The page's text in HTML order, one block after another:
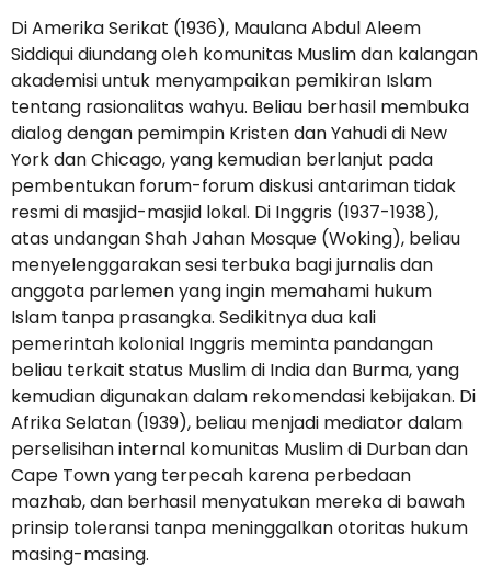
Di Amerika Serikat (1936), Maulana Abdul Aleem
Siddiqui diundang oleh komunitas Muslim dan kalangan
akademisi untuk menyampaikan pemikiran Islam
tentang rasionalitas wahyu. Beliau berhasil membuka
dialog dengan pemimpin Kristen dan Yahudi di New
York dan Chicago, yang kemudian berlanjut pada
pembentukan forum-forum diskusi antariman tidak
resmi di masjid-masjid lokal. Di Inggris (1937-1938),
atas undangan Shah Jahan Mosque (Woking), beliau
menyelenggarakan sesi terbuka bagi jurnalis dan
anggota parlemen yang ingin memahami hukum
Islam tanpa prasangka. Sedikitnya dua kali
pemerintah kolonial Inggris meminta pandangan
beliau terkait status Muslim di India dan Burma, yang
kemudian digunakan dalam rekomendasi kebijakan. Di
Afrika Selatan (1939), beliau menjadi mediator dalam
perselisihan internal komunitas Muslim di Durban dan
Cape Town yang terpecah karena perbedaan
mazhab, dan berhasil menyatukan mereka di bawah
prinsip toleransi tanpa meninggalkan otoritas hukum
masing-masing.